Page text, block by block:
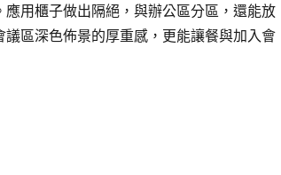
用櫃子做出隔絕，與辦公區分區，還能放
區深色佈景的厚重感，更能讓餐與加入會